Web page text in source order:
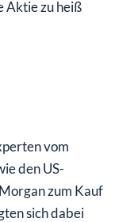
Aktie zu heiß
vom
den US-
zum Kauf
sich dabei